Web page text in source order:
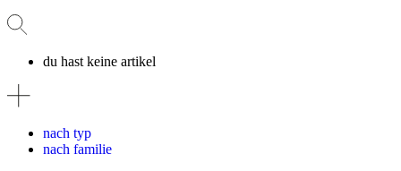
du hast keine artikel
nach typ
nach familie